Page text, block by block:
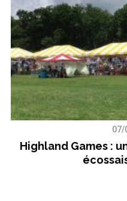
07/
Highland Games :